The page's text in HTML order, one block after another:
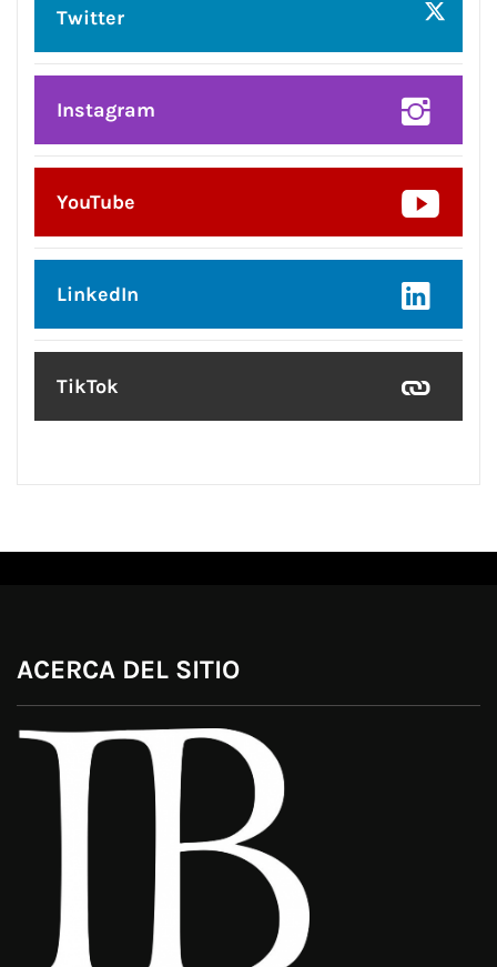
Twitter
Instagram
YouTube
LinkedIn
TikTok
ACERCA DEL SITIO